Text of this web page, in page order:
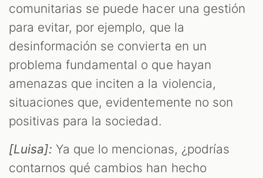
comunitarias se puede hacer una gestión
para evitar, por ejemplo, que la
desinformación se convierta en un
problema fundamental o que hayan
amenazas que inciten a la violencia,
situaciones que, evidentemente no son
positivas para la sociedad.
[Luisa]: Ya que lo mencionas, ¿podrías
contarnos qué cambios han hecho